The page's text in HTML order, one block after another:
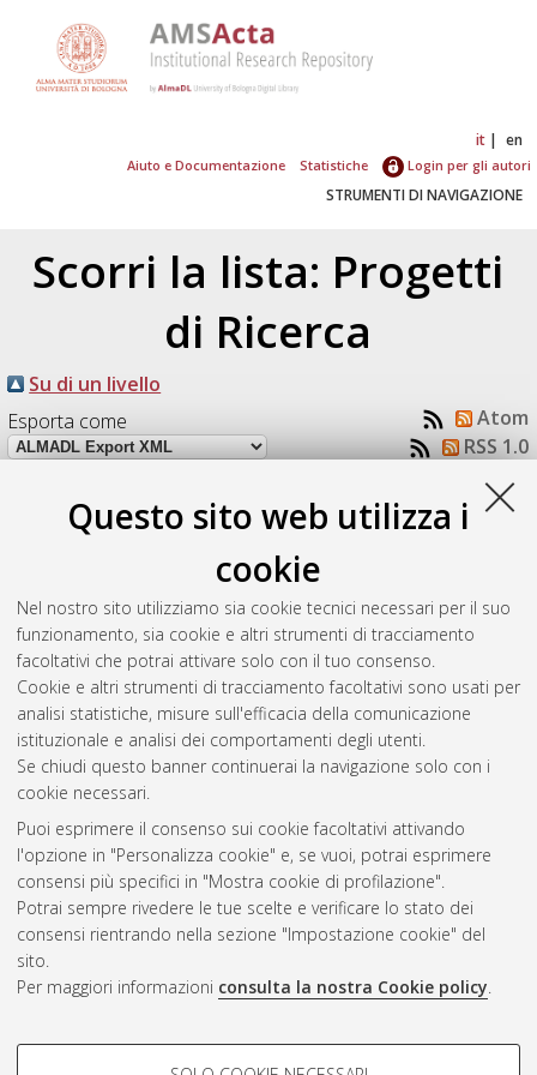
Questo sito web utilizza i
cookie
Nel nostro sito utilizziamo sia cookie tecnici necessari per il suo
funzionamento, sia cookie e altri strumenti di tracciamento
facoltativi che potrai attivare solo con il tuo consenso.
Cookie e altri strumenti di tracciamento facoltativi sono usati per
analisi statistiche, misure sull'efficacia della comunicazione
istituzionale e analisi dei comportamenti degli utenti.
Se chiudi questo banner continuerai la navigazione solo con i
cookie necessari.
Puoi esprimere il consenso sui cookie facoltativi attivando
l'opzione in "Personalizza cookie" e, se vuoi, potrai esprimere
consensi più specifici in "Mostra cookie di profilazione".
Potrai sempre rivedere le tue scelte e verificare lo stato dei
consensi rientrando nella sezione "Impostazione cookie" del
sito.
Per maggiori informazioni consulta la nostra Cookie policy.
COOKIE DI PROFILAZIONE -
it en
Aiuto e Documentazione Statistiche Login per gli autori
STRUMENTI DI NAVIGAZIONE
Scorri la lista: Progetti
di Ricerca
Su di un livello
Esporta come
Atom
RSS 1.0
Numero di documenti:1 .
Dragone, Davide;Goette, Lorenz
Ziebarth, Nicolas R.(2020) Biased Health Perceptions and
Risky Health Behaviors: Theory and Evidence.Bologna:
Dipartimento di Scienze economiche, p. 47. DOI
10.6092/unibo/amsacta/6374. In: Quaderni - Working Paper
DSE (1146). ISSN 2282-6483.
Questa lista e' stata generata ilFri Aug 7 20:35:23 2026 CEST
Atom
Rss
2.0
AMS Acta
ISSN: 2038-7954
re3data.org -
doi.org/10.17616/R3P19R
Servizio implementato e
Impostazioni Cookie